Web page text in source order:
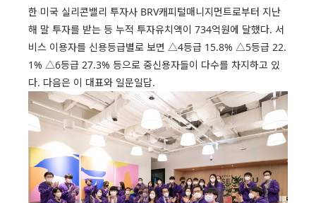
한 미국 실리콘밸리 투자사 BRV캐피털매니지먼트로부터 지난
해 말 투자를 받는 등 누적 투자유치액이 734억원에 달했다. 서
비스 이용자를 신용등급별로 보면 △4등급 15.8% △5등급 22.
1% △6등급 27.3% 등으로 중신용자들이 다수를 차지하고 있
다. 다음은 이 대표와 일문일답.